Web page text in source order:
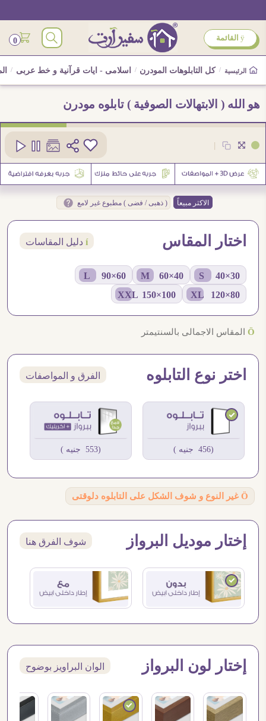
ÿ القائمة 0
الرئيسية / كل التابلوهات المودرن / اسلامى - ايات قرآنية و خط عربى /
هو الله ( الابتهالات الصوفية ) تابلوه مودرن
|
الاكثر مبيعاً ( ذهبى / فضى ) مطبوع غير لامع
اختار المقاس í دليل المقاسات
30×40 S
40×60 M
60×90 L
80×120 XL
100×150 XXL
Ö المقاس الاجمالى بالسنتيمتر
اختر نوع التابلوه الفرق و المواصفات
(456 جنيه ) (553 جنيه )
Ö غير النوع و شوف الشكل على التابلوه دلوقتى
إختار موديل البرواز شوف الفرق هنا
إختار لون البرواز الوان البراويز بوضوح